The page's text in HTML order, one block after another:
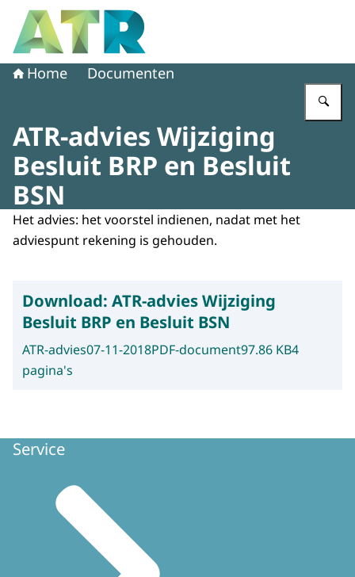
Naar de homepage van Adviescollege toetsing regeldruk
Home Documenten
ATR-advies Wijziging
Besluit BRP en Besluit
BSN
Het advies: het voorstel indienen, nadat met het
adviespunt rekening is gehouden.
Download: ATR-advies Wijziging
Besluit BRP en Besluit BSN
ATR-advies07-11-2018PDF-document97.86 KB4
pagina's
Service